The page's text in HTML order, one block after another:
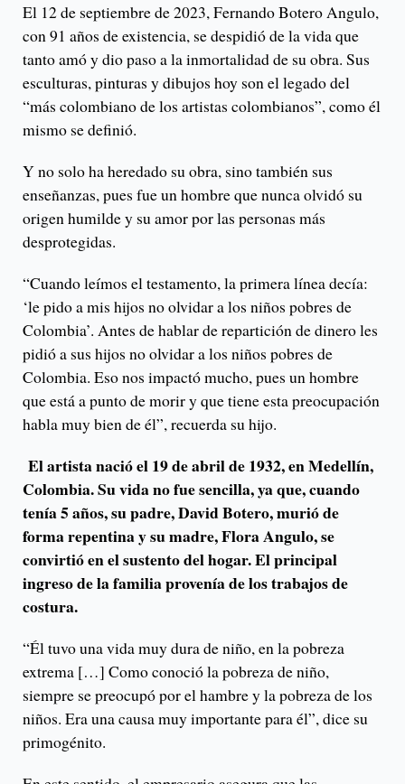
El 12 de septiembre de 2023, Fernando Botero Angulo,
con 91 años de existencia, se despidió de la vida que
tanto amó y dio paso a la inmortalidad de su obra. Sus
esculturas, pinturas y dibujos hoy son el legado del
“más colombiano de los artistas colombianos”, como él
mismo se definió.
Y no solo ha heredado su obra, sino también sus
enseñanzas, pues fue un hombre que nunca olvidó su
origen humilde y su amor por las personas más
desprotegidas.
“Cuando leímos el testamento, la primera línea decía:
‘le pido a mis hijos no olvidar a los niños pobres de
Colombia’. Antes de hablar de repartición de dinero les
pidió a sus hijos no olvidar a los niños pobres de
Colombia. Eso nos impactó mucho, pues un hombre
que está a punto de morir y que tiene esta preocupación
habla muy bien de él”, recuerda su hijo.
El artista nació el 19 de abril de 1932, en Medellín,
Colombia. Su vida no fue sencilla, ya que, cuando
tenía 5 años, su padre, David Botero, murió de
forma repentina y su madre, Flora Angulo, se
convirtió en el sustento del hogar. El principal
ingreso de la familia provenía de los trabajos de
costura.
“Él tuvo una vida muy dura de niño, en la pobreza
extrema […] Como conoció la pobreza de niño,
siempre se preocupó por el hambre y la pobreza de los
niños. Era una causa muy importante para él”, dice su
primogénito.